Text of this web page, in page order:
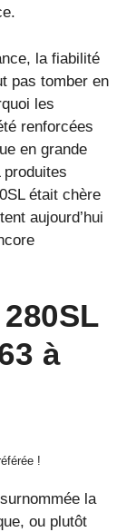
la fiabilité
pas tomber en
les
renforcées
en grande
produites
était chère
aujourd’hui
à
!
la
ou plutôt